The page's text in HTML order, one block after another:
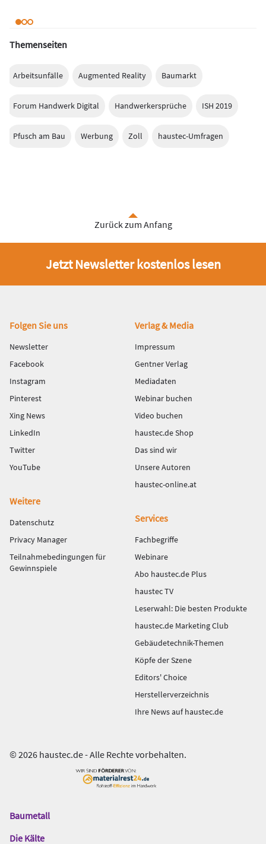
Themenseiten
Arbeitsunfälle Augmented Reality Baumarkt
Forum Handwerk Digital Handwerkersprüche ISH 2019
Pfusch am Bau Werbung Zoll haustec-Umfragen
Zurück zum Anfang
Jetzt Newsletter kostenlos lesen
Fußbereich
Folgen Sie uns
Newsletter
Facebook
Instagram
Pinterest
Xing News
LinkedIn
Twitter
YouTube
Verlag & Media
Impressum
Gentner Verlag
Mediadaten
Webinar buchen
Video buchen
haustec.de Shop
Das sind wir
Unsere Autoren
haustec-online.at
Weitere
Datenschutz
Privacy Manager
Teilnahmebedingungen für
Gewinnspiele
Services
Fachbegriffe
Webinare
Abo haustec.de Plus
haustec TV
Leserwahl: Die besten Produkte
haustec.de Marketing Club
Gebäudetechnik-Themen
Köpfe der Szene
Editors' Choice
Herstellerverzeichnis
Ihre News auf haustec.de
© 2026 haustec.de - Alle Rechte vorbehalten.
Das
Gentner
Baumetall
Die Kälte